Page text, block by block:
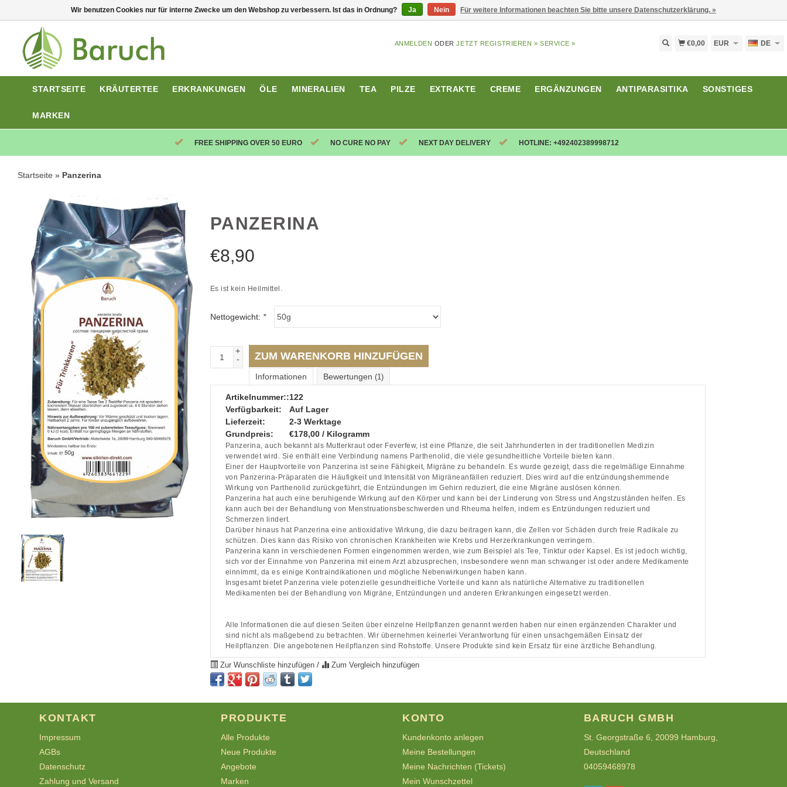
ANMELDEN ODERJETZT REGISTRIEREN » SERVICE » €0,00 EUR DE
STARTSEITE KRÄUTERTEE ERKRANKUNGEN ÖLE MINERALIEN TEA PILZE EXTRAKTE CREME ERGÄNZUNGEN ANTIPARASITIKA SONSTIGES
MARKEN
FREE SHIPPING OVER 50 EURO NO CURE NO PAY NEXT DAY DELIVERY HOTLINE: +492402389998712
Startseite » Panzerina
PANZERINA
€8,90
Es ist kein Heilmittel.
Nettogewicht: *
+
-
ZUM WARENKORB HINZUFÜGEN
Informationen Bewertungen (1)
Artikelnummer::122
Verfügbarkeit:
Auf Lager
Lieferzeit:
2-3 Werktage
Grundpreis:
€178,00 / Kilogramm
Panzerina, auch bekannt als Mutterkraut oder Feverfew, ist eine Pflanze, die seit Jahrhunderten in der traditionellen Medizin
verwendet wird. Sie enthält eine Verbindung namens Parthenolid, die viele gesundheitliche Vorteile bieten kann.
Einer der Hauptvorteile von Panzerina ist seine Fähigkeit, Migräne zu behandeln. Es wurde gezeigt, dass die regelmäßige Einnahme
von Panzerina-Präparaten die Häufigkeit und Intensität von Migräneanfällen reduziert. Dies wird auf die entzündungshemmende
Wirkung von Parthenolid zurückgeführt, die Entzündungen im Gehirn reduziert, die eine Migräne auslösen können.
Panzerina hat auch eine beruhigende Wirkung auf den Körper und kann bei der Linderung von Stress und Angstzuständen helfen. Es
kann auch bei der Behandlung von Menstruationsbeschwerden und Rheuma helfen, indem es Entzündungen reduziert und
Schmerzen lindert.
Darüber hinaus hat Panzerina eine antioxidative Wirkung, die dazu beitragen kann, die Zellen vor Schäden durch freie Radikale zu
schützen. Dies kann das Risiko von chronischen Krankheiten wie Krebs und Herzerkrankungen verringern.
Panzerina kann in verschiedenen Formen eingenommen werden, wie zum Beispiel als Tee, Tinktur oder Kapsel. Es ist jedoch wichtig,
sich vor der Einnahme von Panzerina mit einem Arzt abzusprechen, insbesondere wenn man schwanger ist oder andere Medikamente
einnimmt, da es einige Kontraindikationen und mögliche Nebenwirkungen haben kann.
Insgesamt bietet Panzerina viele potenzielle gesundheitliche Vorteile und kann als natürliche Alternative zu traditionellen
Medikamenten bei der Behandlung von Migräne, Entzündungen und anderen Erkrankungen eingesetzt werden.
Alle Informationen die auf diesen Seiten über einzelne Heilpflanzen genannt werden haben nur einen ergänzenden Charakter und
sind nicht als maßgebend zu betrachten. Wir übernehmen keinerlei Verantwortung für einen unsachgemäßen Einsatz der
Heilpflanzen. Die angebotenen Heilpflanzen sind Rohstoffe. Unsere Produkte sind kein Ersatz für eine ärztliche Behandlung.
Zur Wunschliste hinzufügen / Zum Vergleich hinzufügen
KONTAKT
Impressum
AGBs
Datenschutz
Zahlung und Versand
PRODUKTE
Alle Produkte
Neue Produkte
Angebote
Marken
KONTO
Kundenkonto anlegen
Meine Bestellungen
Meine Nachrichten (Tickets)
Mein Wunschzettel
BARUCH GMBH
St. Georgstraße 6, 20099 Hamburg,
Deutschland
04059468978
Wir benutzen Cookies nur für interne Zwecke um den Webshop zu verbessern. Ist das in Ordnung? Ja Nein Für weitere Informationen beachten Sie bitte unsere Datenschutzerklärung. »